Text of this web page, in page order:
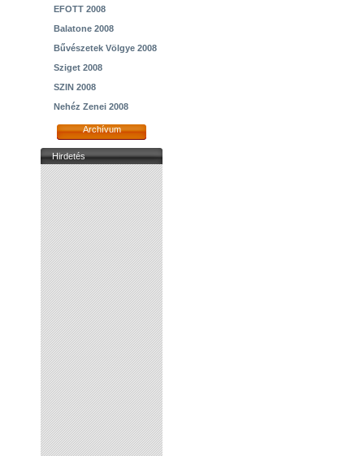
EFOTT 2008
Balatone 2008
Bűvészetek Völgye 2008
Sziget 2008
SZIN 2008
Nehéz Zenei 2008
Archívum
Hirdetés